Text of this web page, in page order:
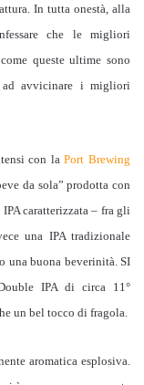
In tutta onestà, alla
che le migliori
queste ultime sono
ad avvicinare i migliori
con laPort Brewing
da sola” prodotta con
caratterizzata – fra gli
una IPA tradizionale
una buona beverinità. SI
IPA di circa 11°
un bel tocco di fragola.
aromatica esplosiva.